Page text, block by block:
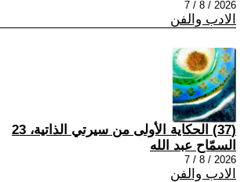
2026 / 8 / 7
الادب والفن
(37) الحكاية الأولى من سيرتي الذاتية، 23
السمّاح عبد الله
2026 / 8 / 7
الادب والفن